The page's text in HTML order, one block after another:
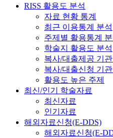
RISS 활용도 분석
자료 현황 통계
최근 이용통계 분석
주제별 활용통계
학술지 활용도 분석
복사/대출제공 기
복사/대출신청 기
활용도 높은 주제
최신/인기 학술자료
최신자료
인기자료
해외자료신청(E-DDS)
해외자료신청(E-